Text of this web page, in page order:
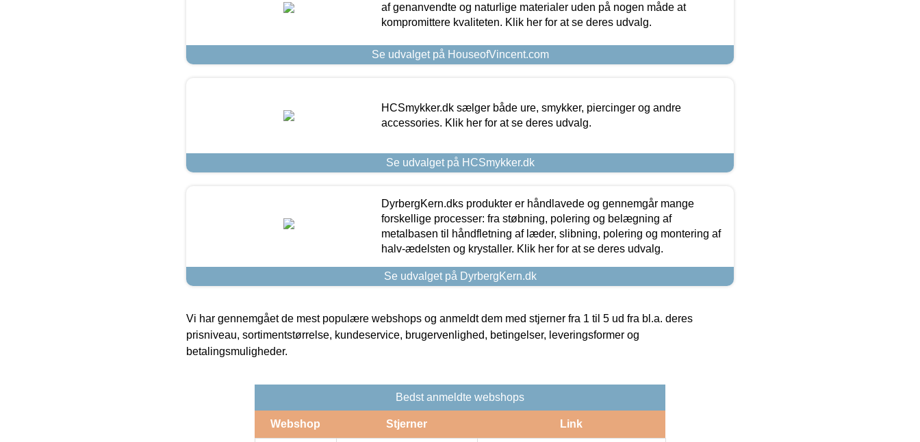
af genanvendte og naturlige materialer uden på nogen måde at
kompromittere kvaliteten. Klik her for at se deres udvalg.
Se udvalget på HouseofVincent.com
HCSmykker.dk sælger både ure, smykker, piercinger og andre
accessories. Klik her for at se deres udvalg.
Se udvalget på HCSmykker.dk
DyrbergKern.dks produkter er håndlavede og gennemgår mange
forskellige processer: fra støbning, polering og belægning af
metalbasen til håndfletning af læder, slibning, polering og montering af
halv-ædelsten og krystaller. Klik her for at se deres udvalg.
Se udvalget på DyrbergKern.dk
Vi har gennemgået de mest populære webshops og anmeldt dem med stjerner fra 1 til 5 ud fra bl.a. deres
prisniveau, sortimentstørrelse, kundeservice, brugervenlighed, betingelser, leveringsformer og
betalingsmuligheder.
Bedst anmeldte webshops
Webshop Stjerner Link